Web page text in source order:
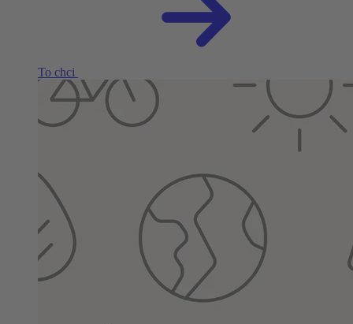
To chci